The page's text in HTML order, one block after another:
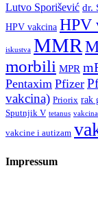
Lutvo Sporišević dr.
HPV vakcina HPV
iskustva MMR
morbili MPR
Pentaxim Pfizer
vakcina) Priorix rak
Sputnjik V tetanus
vakcine i autizam
Impressum